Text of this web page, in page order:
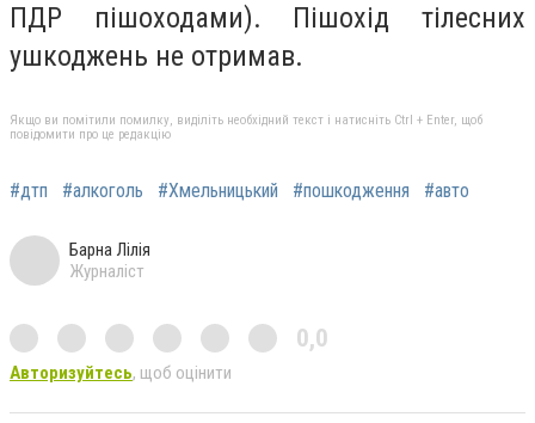
ПДР пішоходами). Пішохід тілесних
ушкоджень не отримав.
Якщо ви помітили помилку, виділіть необхідний текст і натисніть Ctrl + Enter, щоб
повідомити про це редакцію
#дтп #алкоголь #Хмельницький #пошкодження #авто
Барна Лілія
Журналіст
0,0
Авторизуйтесь, щоб оцінити